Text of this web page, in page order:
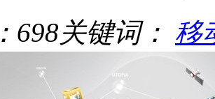
698关键词： 移